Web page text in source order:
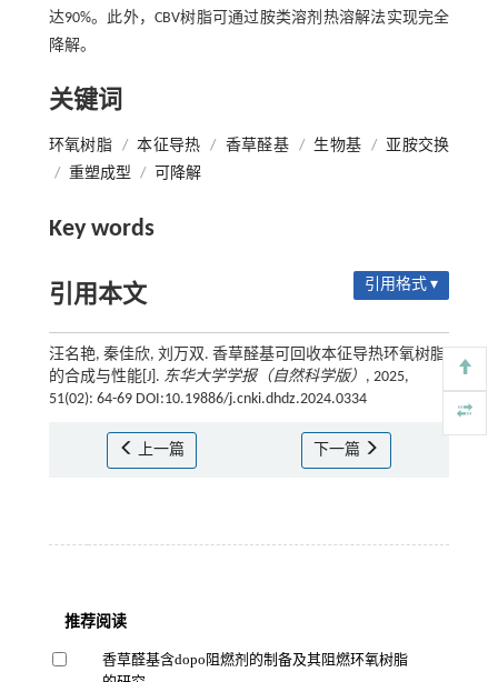
达90%。此外，CBV树脂可通过胺类溶剂热溶解法实现完全
降解。
关键词
环氧树脂 / 本征导热 / 香草醛基 / 生物基 /
亚胺交换
/ 重塑成型 / 可降解
Key words
引用本文 引用格式 ▾
汪名艳, 秦佳欣, 刘万双. 香草醛基可回收本征导热环氧树脂
的合成与性能[J]. 东华大学学报（自然科学版） , 2025,
51(02): 64-69 DOI:10.19886/j.cnki.dhdz.2024.0334
上一篇 下一篇